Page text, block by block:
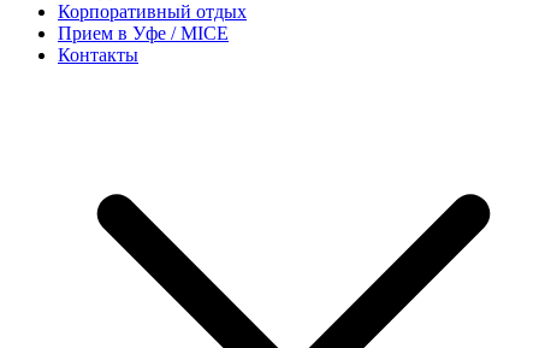
Корпоративный отдых
Прием в Уфе / MICE
Контакты